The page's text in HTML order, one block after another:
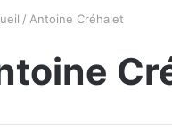
/ Antoine Créhalet